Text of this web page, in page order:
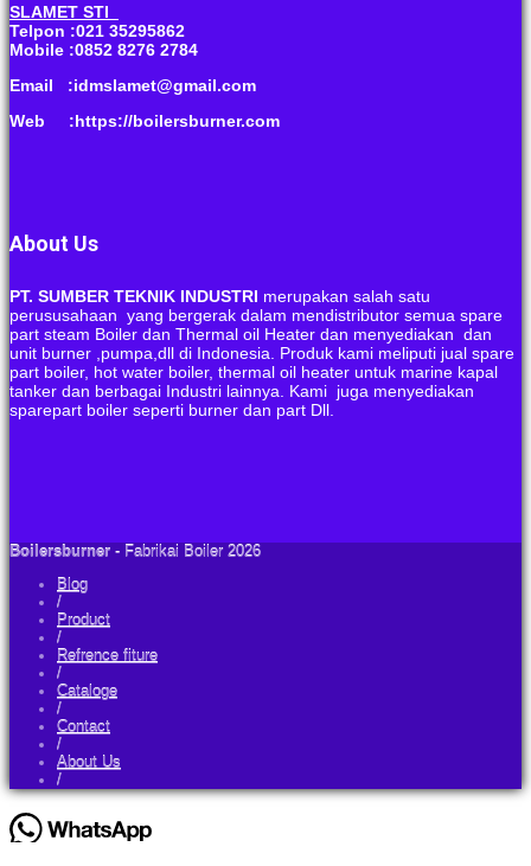
SLAMET STI
Telpon :021 35295862
Mobile :0852 8276 2784
Email :idmslamet@gmail.com
Web :https://boilersburner.com
About Us
PT. SUMBER TEKNIK INDUSTRI merupakan salah satu
perususahaan yang bergerak dalam mendistributor semua spare
part steam Boiler dan Thermal oil Heater dan menyediakan dan
unit burner ,pumpa,dll di Indonesia. Produk kami meliputi jual spare
part boiler, hot water boiler, thermal oil heater untuk marine kapal
tanker dan berbagai Industri lainnya. Kami juga menyediakan
sparepart boiler seperti burner dan part Dll.
Boilersburner - Fabrikai Boiler 2026
Blog
/
Product
/
Refrence fiture
/
Cataloge
/
Contact
/
About Us
/